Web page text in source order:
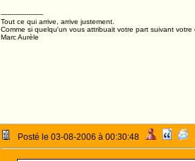
--------------------
Tout ce qui arrive, arrive justement.
Comme si quelqu'un vous attribuait votre part suivant votre
Marc Aurèle
Posté le 03-08-2006 à 00:30:48